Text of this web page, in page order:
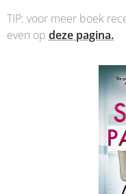
TIP: voor meer boek
even op deze pagina.